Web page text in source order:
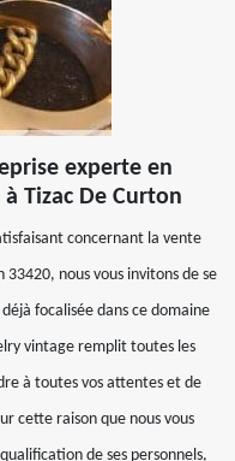
experte en
Tizac De Curton
concernant la vente
nous vous invitons de se
focalisée dans ce domaine
vintage remplit toutes les
à toutes vos attentes et de
cette raison que nous vous
de ses personnels,